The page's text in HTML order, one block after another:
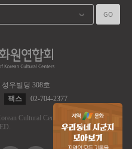
우빌딩 308호
팩스 02-704-2377
Cultural Centers.
ALL RIGHT RES
GO